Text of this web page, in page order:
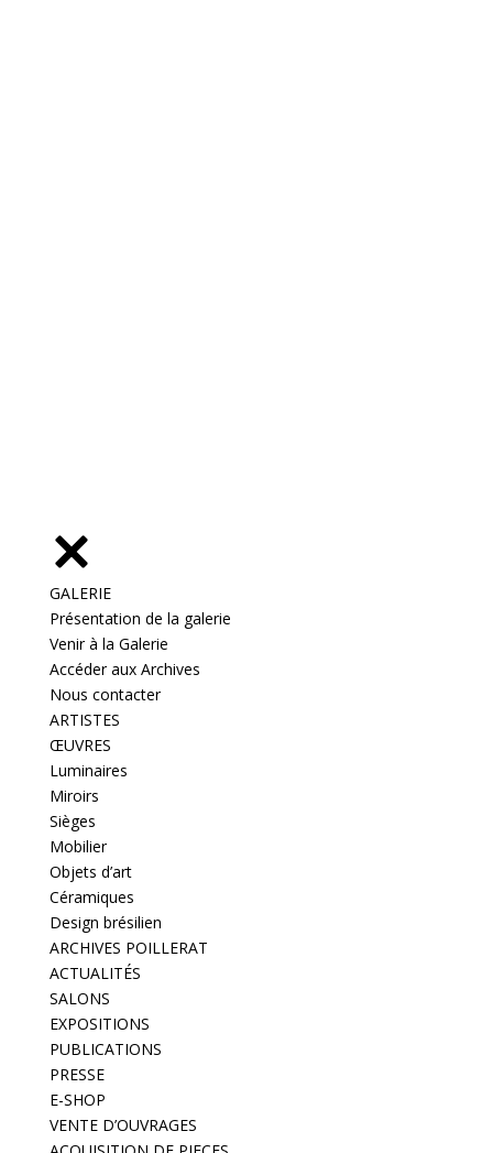
GALERIE
Présentation de la galerie
Venir à la Galerie
Accéder aux Archives
Nous contacter
ARTISTES
ŒUVRES
Luminaires
Miroirs
Sièges
Mobilier
Objets d’art
Céramiques
Design brésilien
ARCHIVES POILLERAT
ACTUALITÉS
SALONS
EXPOSITIONS
PUBLICATIONS
PRESSE
E-SHOP
VENTE D’OUVRAGES